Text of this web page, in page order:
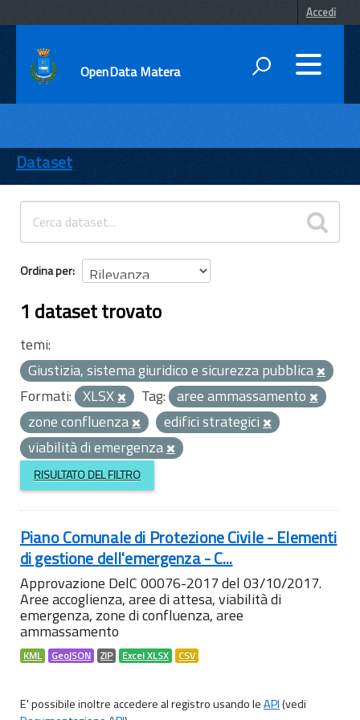
Accedi
OpenData Matera
ENTI
TEMI
INFORMAZIONI
Dataset
Ordina per
1 dataset trovato
temi:
Giustizia, sistema giuridico e sicurezza pubblica
Formati: XLSX Tag: aree ammassamento
zone confluenza
edifici strategici
viabilità di emergenza
RISULTATO DEL FILTRO
Piano Comunale di Protezione Civile - Elementi
di gestione dell'emergenza - C...
Approvazione DelC 00076-2017 del 03/10/2017.
Aree accoglienza, aree di attesa, viabilità di
emergenza, zone di confluenza, aree
ammassamento
KML GeoJSON ZIP Excel XLSX CSV
E' possibile inoltre accedere al registro usando leAPI(vedi